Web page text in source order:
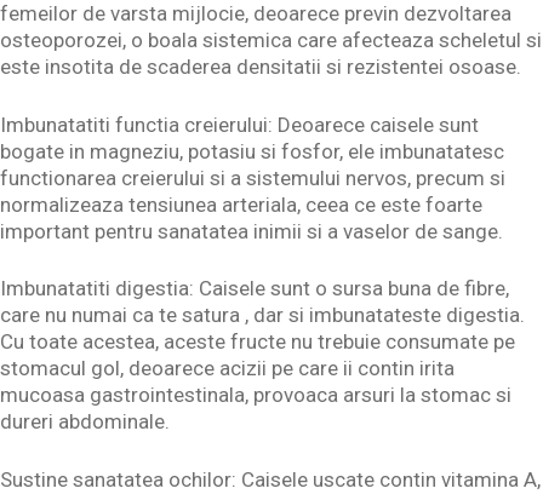
femeilor de varsta mijlocie, deoarece previn dezvoltarea
osteoporozei, o boala sistemica care afecteaza scheletul si
este insotita de scaderea densitatii si rezistentei osoase.
Imbunatatiti functia creierului: Deoarece caisele sunt
bogate in magneziu, potasiu si fosfor, ele imbunatatesc
functionarea creierului si a sistemului nervos, precum si
normalizeaza tensiunea arteriala, ceea ce este foarte
important pentru sanatatea inimii si a vaselor de sange.
Imbunatatiti digestia: Caisele sunt o sursa buna de fibre,
care nu numai ca te satura , dar si imbunatateste digestia.
Cu toate acestea, aceste fructe nu trebuie consumate pe
stomacul gol, deoarece acizii pe care ii contin irita
mucoasa gastrointestinala, provoaca arsuri la stomac si
dureri abdominale.
Sustine sanatatea ochilor: Caisele uscate contin vitamina A,